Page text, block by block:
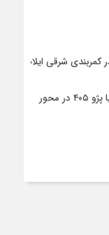
۳ کشته و یک مصدوم در برخورد اتوبوس با پژو ۴۰۵ در محور
مهران برای بازگشت